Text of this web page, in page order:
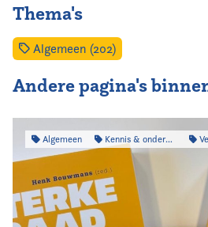
Thema's
Algemeen (202)
Andere pagina's
Algemeen Kennis & onderzoek